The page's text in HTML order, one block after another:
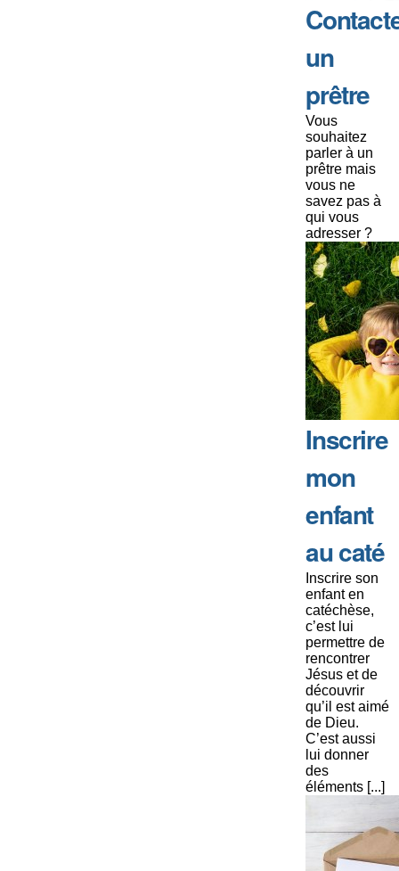
un
prêtre
Vous
souhaitez
parler à un
prêtre mais
vous ne
savez pas à
qui vous
adresser ?
Inscrire
mon
enfant
au caté
Inscrire son
enfant en
catéchèse,
c’est lui
permettre de
rencontrer
Jésus et de
découvrir
qu’il est aimé
de Dieu.
C’est aussi
lui donner
des
éléments [...]